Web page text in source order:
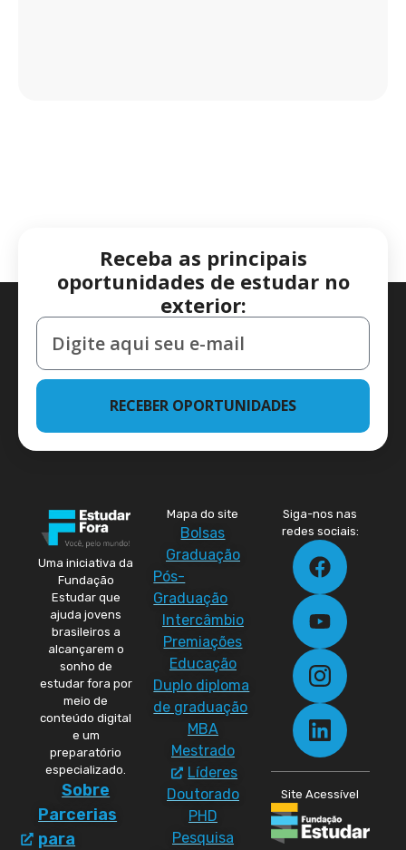
Receba as principais
oportunidades de estudar no
exterior:
RECEBER OPORTUNIDADES
Uma iniciativa da
Fundação
Estudar que
ajuda jovens
brasileiros a
alcançarem o
sonho de
estudar fora por
meio de
conteúdo digital
e um
preparatório
especializado.
Sobre
Parcerias
para
Mapa do site
Bolsas
Graduação
Pós-
Graduação
Intercâmbio
Premiações
Educação
Duplo diploma
de graduação
MBA
Mestrado
Líderes
Doutorado
PHD
Pesquisa
Siga-nos nas
redes sociais:
Site Acessível